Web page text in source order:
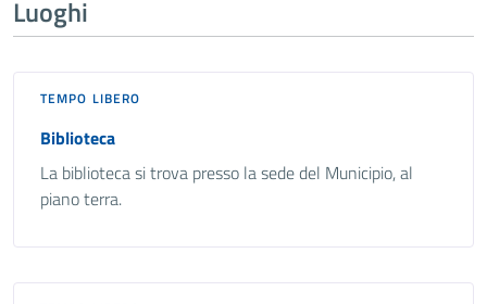
Luoghi
TEMPO LIBERO
Biblioteca
La biblioteca si trova presso la sede del Municipio, al
piano terra.